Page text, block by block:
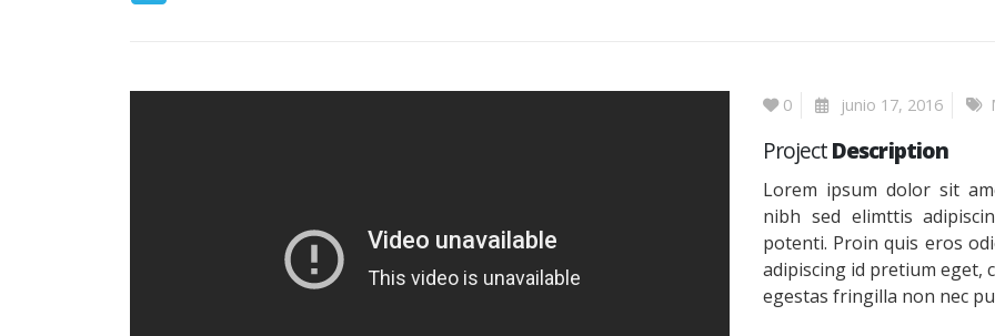
0 junio 17, 2016
ProjectDescription
Lorem ipsum dolor sit
nibh sed elimttis
potenti. Proin quis eros
adipiscing id pretium eget,
egestas fringilla non nec